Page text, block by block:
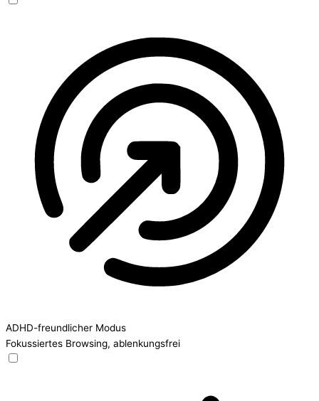
ADHD-freundlicher Modus
Fokussiertes Browsing, ablenkungsfrei